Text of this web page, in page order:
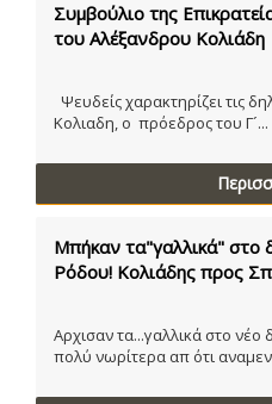
Συμβούλιο της
του Αλέξανδρου Κολιάδη
Ψευδείς χαρακτηρίζει τις
Κολιαδη, ο πρόεδρος του Γ´...
Μπήκαν τα"γαλλικά" στο
Ρόδου! Κολιάδης προς
Αρχισαν τα...γαλλικά στο
πολύ νωρίτερα απ ότι